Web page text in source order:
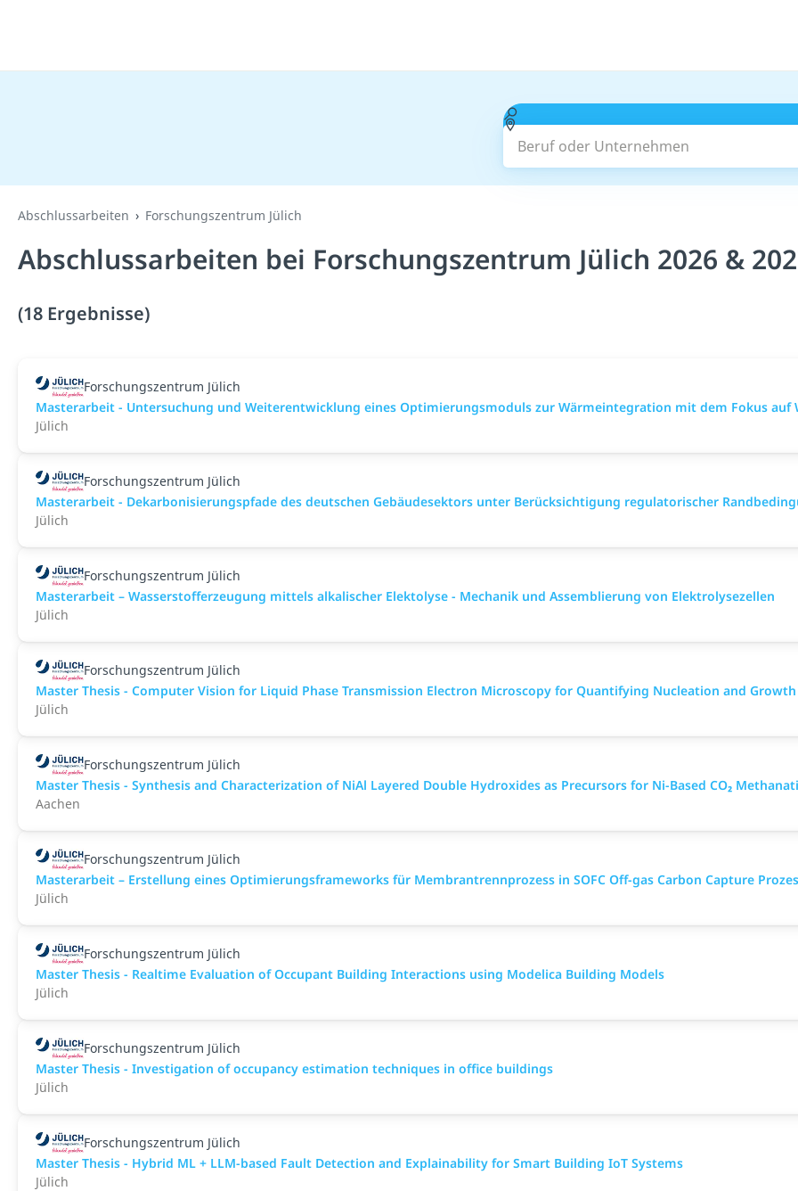
Beruf oder Unternehmen
Abschlussarbeiten Forschungszentrum Jülich
Abschlussarbeiten bei Forschungszentrum Jülich 2026 &
(18 Ergebnisse)
Forschungszentrum Jülich
Masterarbeit - Untersuchung und Weiterentwicklung eines Optimierungsmoduls zur Wärmeintegration mit dem Fokus
Jülich
Forschungszentrum Jülich
Masterarbeit - Dekarbonisierungspfade des deutschen Gebäudesektors unter Berücksichtigung regulatorischer
Jülich
Forschungszentrum Jülich
Masterarbeit – Wasserstofferzeugung mittels alkalischer Elektolyse - Mechanik und Assemblierung von Elektrolysezellen
Jülich
Forschungszentrum Jülich
Master Thesis - Computer Vision for Liquid Phase Transmission Electron Microscopy for Quantifying Nucleation and Growth
Jülich
Forschungszentrum Jülich
Master Thesis - Synthesis and Characterization of NiAl Layered Double Hydroxides as Precursors for Ni-Based CO₂
Aachen
Forschungszentrum Jülich
Masterarbeit – Erstellung eines Optimierungsframeworks für Membrantrennprozess in SOFC Off-gas Carbon Capture
Jülich
Forschungszentrum Jülich
Master Thesis - Realtime Evaluation of Occupant Building Interactions using Modelica Building Models
Jülich
Forschungszentrum Jülich
Master Thesis - Investigation of occupancy estimation techniques in office buildings
Jülich
Forschungszentrum Jülich
Master Thesis - Hybrid ML + LLM-based Fault Detection and Explainability for Smart Building IoT Systems
Jülich